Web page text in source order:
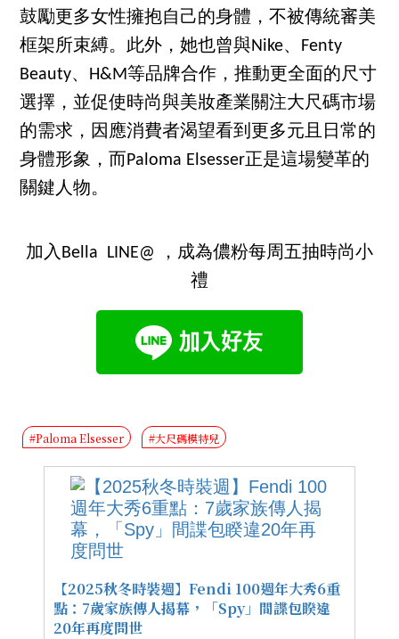
鼓勵更多女性擁抱自己的身體，不被傳統審美
框架所束縛。此外，她也曾與Nike、Fenty
Beauty、H&M等品牌合作，推動更全面的尺寸
選擇，並促使時尚與美妝產業關注大尺碼市場
的需求，因應消費者渴望看到更多元且日常的
身體形象，而Paloma Elsesser正是這場變革的
關鍵人物。
加入Bella LINE@ ，成為儂粉每周五抽時尚小
禮
#Paloma Elsesser #大尺碼模特兒
【2025秋冬時裝週】Fendi 100週年大秀6重
點：7歲家族傳人揭幕，「Spy」間諜包睽違
20年再度問世